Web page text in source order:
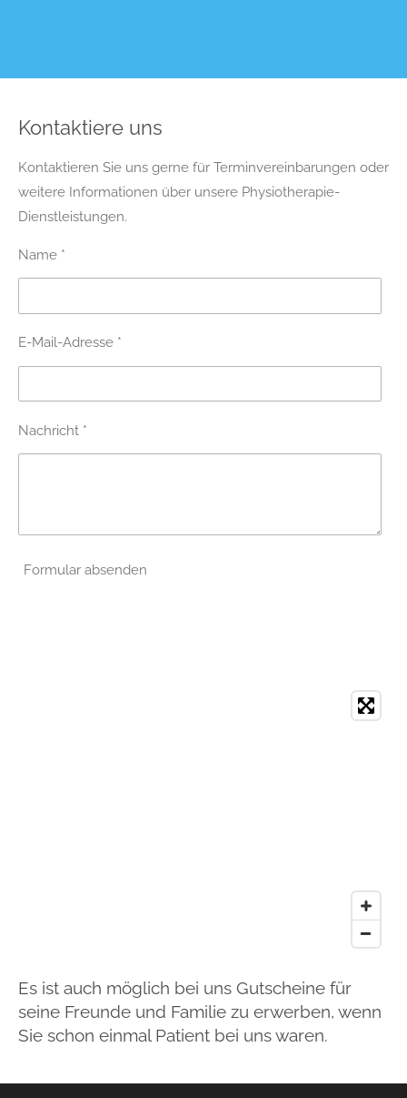
Kontaktiere uns
Kontaktieren Sie uns gerne für Terminvereinbarungen oder
weitere Informationen über unsere Physiotherapie-
Dienstleistungen.
Name *
E-Mail-Adresse *
Nachricht *
Formular absenden
Es ist auch möglich bei uns Gutscheine für
seine Freunde und Familie zu erwerben, wenn
Sie schon einmal Patient bei uns waren.